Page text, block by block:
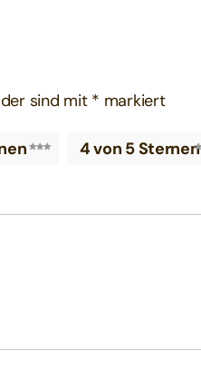
sind mit * markiert
4 von 5 Sternen